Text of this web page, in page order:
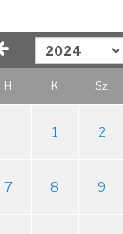
H K Sz
1 2
7 8 9